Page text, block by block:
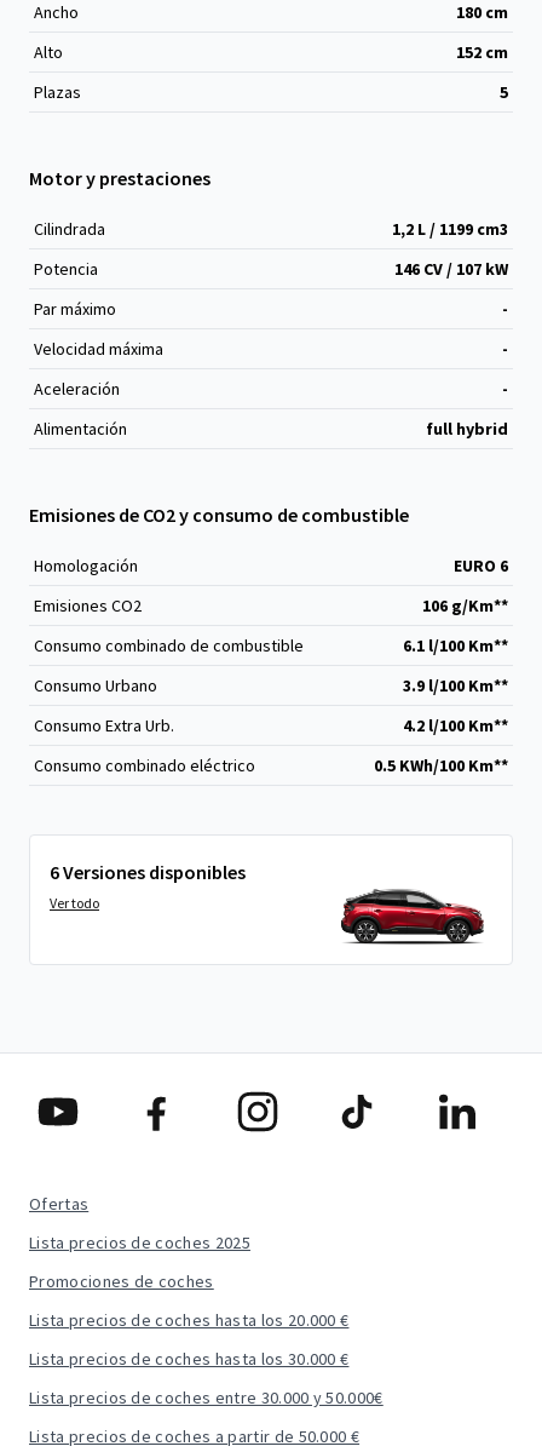
Ancho
180 cm
Alto
152 cm
Plazas
5
Motor y prestaciones
Cilindrada 1,2 L / 1199 cm3
Potencia
146 CV / 107 kW
Par máximo
-
Velocidad máxima
-
Aceleración
-
Alimentación
full hybrid
Emisiones de CO2 y consumo de combustible
Homologación
EURO 6
Emisiones CO2
106 g/Km**
Consumo combinado de combustible
6.1 l/100 Km**
Consumo Urbano
3.9 l/100 Km**
Consumo Extra Urb.
4.2 l/100 Km**
Consumo combinado eléctrico
0.5 KWh/100 Km**
6 Versiones disponibles
Ver todo
Ofertas
Lista precios de coches 2025
Promociones de coches
Lista precios de coches hasta los 20.000 €
Lista precios de coches hasta los 30.000 €
Lista precios de coches entre 30.000 y 50.000€
Lista precios de coches a partir de 50.000 €